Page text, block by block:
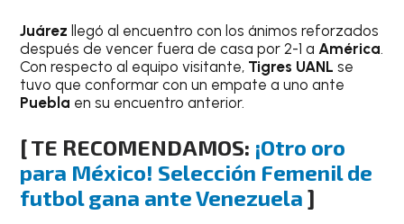
Juárez llegó al encuentro con los ánimos reforzados
después de vencer fuera de casa por 2-1 aAmérica.
Con respecto al equipo visitante, Tigres UANL se
tuvo que conformar con un empate a uno ante
Puebla en su encuentro anterior.
[ TE RECOMENDAMOS: ¡Otro oro
para México! Selección Femenil de
futbol gana ante Venezuela ]